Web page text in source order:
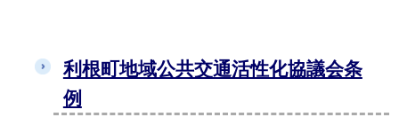
利根町地域公共交通活性化協議会条
例